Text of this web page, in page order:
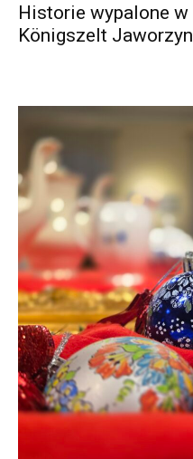
Historie wypalone
Königszelt